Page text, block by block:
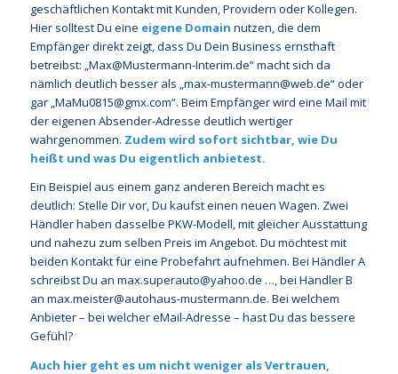
geschäftlichen Kontakt mit Kunden, Providern oder Kollegen.
Hier solltest Du eine eigene Domain nutzen, die dem
Empfänger direkt zeigt, dass Du Dein Business ernsthaft
betreibst: „Max@Mustermann-Interim.de“ macht sich da
nämlich deutlich besser als „max-mustermann@web.de“ oder
gar „MaMu0815@gmx.com“. Beim Empfänger wird eine Mail mit
der eigenen Absender-Adresse deutlich wertiger
wahrgenommen. Zudem wird sofort sichtbar, wie Du
heißt und was Du eigentlich anbietest.
Ein Beispiel aus einem ganz anderen Bereich macht es
deutlich: Stelle Dir vor, Du kaufst einen neuen Wagen. Zwei
Händler haben dasselbe PKW-Modell, mit gleicher Ausstattung
und nahezu zum selben Preis im Angebot. Du möchtest mit
beiden Kontakt für eine Probefahrt aufnehmen. Bei Händler A
schreibst Du an max.superauto@yahoo.de …, bei Händler B
an max.meister@autohaus-mustermann.de. Bei welchem
Anbieter – bei welcher eMail-Adresse – hast Du das bessere
Gefühl?
Auch hier geht es um nicht weniger als Vertrauen,